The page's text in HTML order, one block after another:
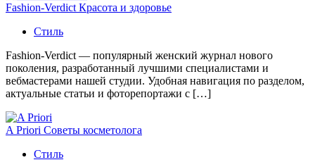
Fashion-Verdict Красота и здоровье
Стиль
Fashion-Verdict — популярный женский журнал нового
поколения, разработанный лучшими специалистами и
вебмастерами нашей студии. Удобная навигация по разделом,
актуальные статьи и фоторепортажи с […]
A Priori Советы косметолога
Стиль